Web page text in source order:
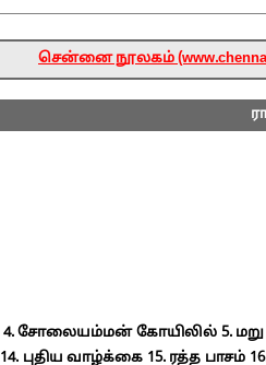
சென்னை நூலகம்
4. சோலையம்மன் கோயிலில் 5.
14. புதிய வாழ்க்கை 15. ரத்த பாசம்